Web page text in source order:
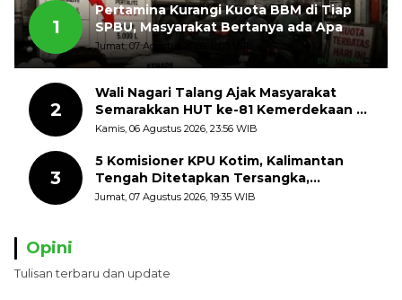
1
Pertamina Kurangi Kuota BBM di Tiap
SPBU, Masyarakat Bertanya ada Apa
Jumat, 07 Agustus 2026, 11:03 WIB
2
Wali Nagari Talang Ajak Masyarakat
Semarakkan HUT ke-81 Kemerdekaan RI
dengan Mengibarkan Bendera Merah
Kamis, 06 Agustus 2026, 23:56 WIB
3
5 Komisioner KPU Kotim, Kalimantan
Tengah Ditetapkan Tersangka,
Kerugian Negara ditaksir 10 Milyard
Jumat, 07 Agustus 2026, 19:35 WIB
Opini
Tulisan terbaru dan update